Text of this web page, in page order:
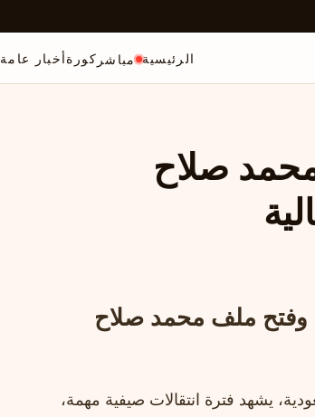
الرئيسية مباشر كورةأخبار عامة
صلاح
وفتح ملف محمد صلاح
يشهد فترة انتقالات صيفية مهمة،